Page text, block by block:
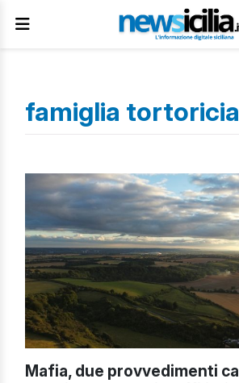
famiglia
Mafia, due provvedimenti